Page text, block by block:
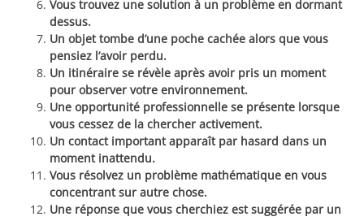
Vous trouvez une solution à un problème en dormant
dessus.
Un objet tombe d’une poche cachée alors que vous
pensiez l’avoir perdu.
Un itinéraire se révèle après avoir pris un moment
pour observer votre environnement.
Une opportunité professionnelle se présente lorsque
vous cessez de la chercher activement.
Un contact important apparaît par hasard dans un
moment inattendu.
Vous résolvez un problème mathématique en vous
concentrant sur autre chose.
Une réponse que vous cherchiez est suggérée par un